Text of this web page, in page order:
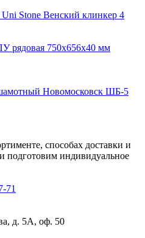
Stone Венский клинкер 4
рядовая 750х656х40 мм
Новомосковск ШБ-5
способах доставки и
индивидуальное
71
д. 5А, оф. 50